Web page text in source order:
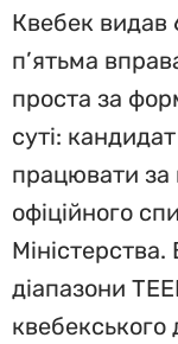
Квебек видав
п’ятьма
проста за
суті:
працювати за
офіційного
діапазони